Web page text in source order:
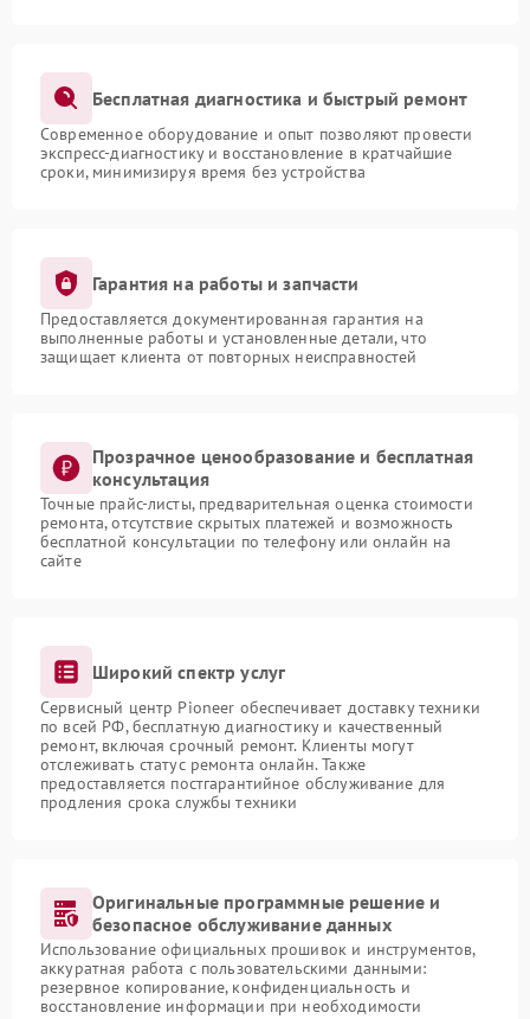
Бесплатная диагностика и быстрый ремонт
Современное оборудование и опыт позволяют провести
экспресс-диагностику и восстановление в кратчайшие
сроки, минимизируя время без устройства
Гарантия на работы и запчасти
Предоставляется документированная гарантия на
выполненные работы и установленные детали, что
защищает клиента от повторных неисправностей
Прозрачное ценообразование и бесплатная
консультация
Точные прайс-листы, предварительная оценка стоимости
ремонта, отсутствие скрытых платежей и возможность
бесплатной консультации по телефону или онлайн на
сайте
Широкий спектр услуг
Сервисный центр Pioneer обеспечивает доставку техники
по всей РФ, бесплатную диагностику и качественный
ремонт, включая срочный ремонт. Клиенты могут
отслеживать статус ремонта онлайн. Также
предоставляется постгарантийное обслуживание для
продления срока службы техники
Оригинальные программные решение и
безопасное обслуживание данных
Использование официальных прошивок и инструментов,
аккуратная работа с пользовательскими данными:
резервное копирование, конфиденциальность и
восстановление информации при необходимости